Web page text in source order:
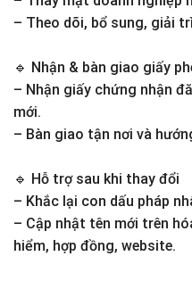
– Theo dõi, bổ sung, giải
🔹 Nhận & bàn giao giấy
– Nhận giấy chứng nhận
mới.
– Bàn giao tận nơi và
🔹 Hỗ trợ sau khi thay đổi
– Khắc lại con dấu pháp
– Cập nhật tên mới trên
hiểm, hợp đồng, website.